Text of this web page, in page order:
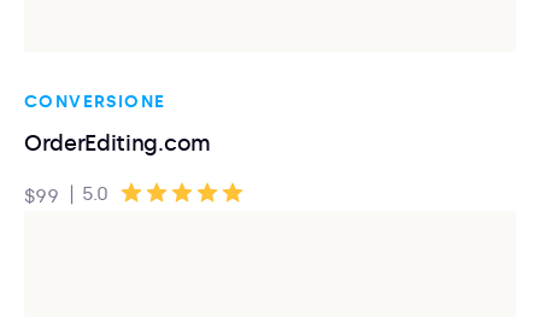
CONVERSIONE
OrderEditing.com
$99 5.0